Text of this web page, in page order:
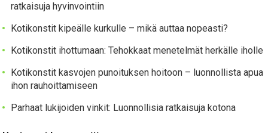
ratkaisuja hyvinvointiin
Kotikonstit kipeälle kurkulle – mikä auttaa nopeasti?
Kotikonstit ihottumaan: Tehokkaat menetelmät herkälle iholle
Kotikonstit kasvojen punoituksen hoitoon – luonnollista apua
ihon rauhoittamiseen
Parhaat lukijoiden vinkit: Luonnollisia ratkaisuja kotona